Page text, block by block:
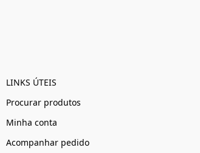
LINKS ÚTEIS
Procurar produtos
Minha conta
Acompanhar pedido